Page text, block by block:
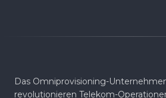
Das Omniprovisioning-
revolutionieren Telekom-